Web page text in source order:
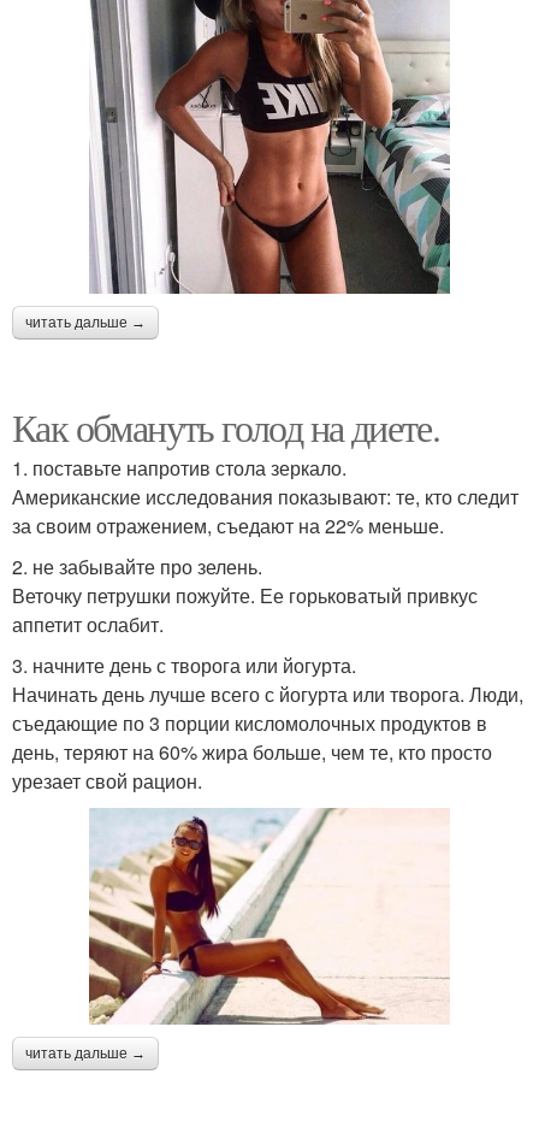
читать дальше →
Как обмануть голод на диете.
1. поставьте напротив стола зеркало.
Американские исследования показывают: те, кто следит
за своим отражением, съедают на 22% меньше.
2. не забывайте про зелень.
Веточку петрушки пожуйте. Ее горьковатый привкус
аппетит ослабит.
3. начните день с творога или йогурта.
Начинать день лучше всего с йогурта или творога. Люди,
съедающие по 3 порции кисломолочных продуктов в
день, теряют на 60% жира больше, чем те, кто просто
урезает свой рацион.
читать дальше →